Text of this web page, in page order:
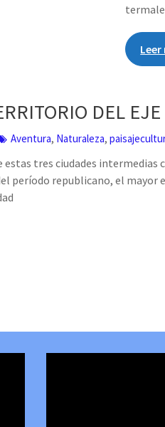
Leer
DEL
Aventura, Naturaleza,
estas tres ciudades
período republicano, el mayor